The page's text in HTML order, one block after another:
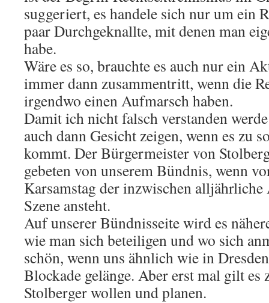
suggeriert, es handele sich nur um ein
paar Durchgeknallte, mit denen man
habe.
Wäre es so, brauchte es auch nur ein
immer dann zusammentritt, wenn die
irgendwo einen Aufmarsch haben.
Damit ich nicht falsch verstanden
auch dann Gesicht zeigen, wenn es zu
kommt. Der Bürgermeister von
gebeten von unserem Bündnis, wenn
Karsamstag der inzwischen
Szene ansteht.
Auf unserer Bündnisseite wird es
wie man sich beteiligen und wo sich
schön, wenn uns ähnlich wie in
Blockade gelänge. Aber erst mal gilt es
Stolberger wollen und planen.